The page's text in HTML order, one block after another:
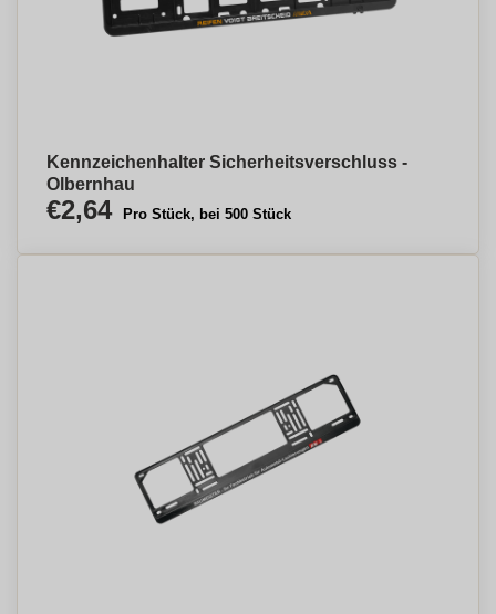
Kennzeichenhalter Sicherheitsverschluss -
Olbernhau
€2,64 Pro Stück, bei 500 Stück